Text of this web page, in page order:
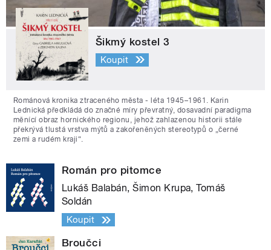
Šikmý kostel 3
Koupit
Románová kronika ztraceného města - léta 1945–1961. Karin
Lednická předkládá do značné míry převratný, dosavadní paradigma
měnící obraz hornického regionu, jehož zahlazenou historii stále
překrývá tlustá vrstva mýtů a zakořeněných stereotypů o „černé
zemi a rudém kraji“.
Román pro pitomce
Lukáš Balabán, Šimon Krupa, Tomáš
Soldán
Koupit
Broučci